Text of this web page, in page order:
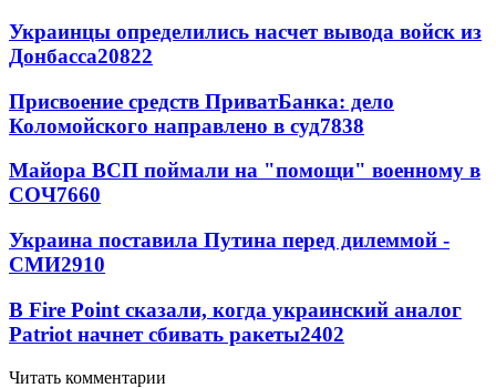
Украинцы определились насчет вывода войск из
Донбасса20822
Присвоение средств ПриватБанка: дело
Коломойского направлено в суд7838
Майора ВСП поймали на "помощи" военному в
СОЧ7660
Украина поставила Путина перед дилеммой -
СМИ2910
В Fire Point сказали, когда украинский аналог
Patriot начнет сбивать ракеты2402
Читать комментарии